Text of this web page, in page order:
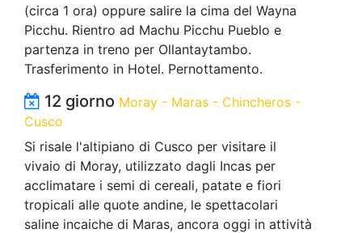
(circa 1 ora) oppure salire la cima del Wayna
Picchu. Rientro ad Machu Picchu Pueblo e
partenza in treno per Ollantaytambo.
Trasferimento in Hotel. Pernottamento.
12 giorno Moray - Maras - Chincheros -
Cusco
Si risale l'altipiano di Cusco per visitare il
vivaio di Moray, utilizzato dagli Incas per
acclimatare i semi di cereali, patate e fiori
tropicali alle quote andine, le spettacolari
saline incaiche di Maras, ancora oggi in attività